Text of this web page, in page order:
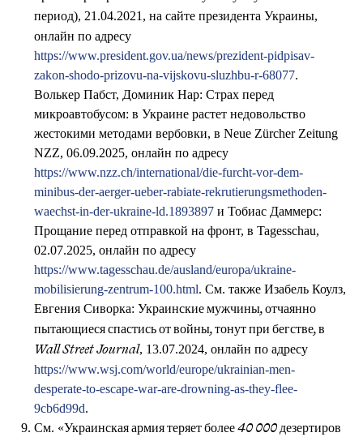
период), 21.04.2021, на сайте президента Украины,
онлайн по адресу
https://www.president.gov.ua/news/prezident-pidpisav-
zakon-shodo-prizovu-na-vijskovu-sluzhbu-r-68077.
Волькер Пабст, Доминик Нар: Страх перед
микроавтобусом: в Украине растет недовольство
жестокими методами вербовки, в Neue Zürcher Zeitung
NZZ, 06.09.2025, онлайн по адресу
https://www.nzz.ch/international/die-furcht-vor-dem-
minibus-der-aerger-ueber-rabiate-rekrutierungsmethoden-
waechst-in-der-ukraine-ld.1893897 и Тобиас Даммерс:
Прощание перед отправкой на фронт, в Tagesschau,
02.07.2025, онлайн по адресу
https://www.tagesschau.de/ausland/europa/ukraine-
mobilisierung-zentrum-100.html. См. также Изабель Коулз,
Евгения Сиворка:Украинские мужчины, отчаянно
пытающиеся спастись от войны, тонут при бегстве,в
Wall Street Journal, 13.07.2024, онлайн по адресу
https://www.wsj.com/world/europe/ukrainian-men-
desperate-to-escape-war-are-drowning-as-they-flee-
9cb6d99d.
См. «Украинская армия теряет более 40 000 дезертиров